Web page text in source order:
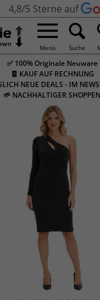
4,8/5 Sterne auf
Menü Suche
✅ 100% Originale Neuware
🧾 KAUF AUF RECHNUNG
NEUE DEALS - IM
🌱 NACHHALTIGER SHOPPEN